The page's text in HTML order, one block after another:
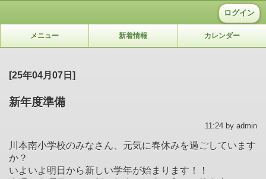
ログイン
メニュー 新着情報 カレンダー
[25年04月07日]
新年度準備
11:24 by admin
川本南小学校のみなさん、元気に春休みを過ごしています
か？
いよいよ明日から新しい学年が始まります！！